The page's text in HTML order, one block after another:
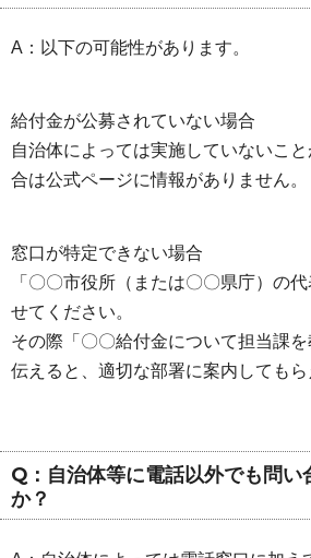
A：以下の可能性があります。
給付金が公募されていない場合
自治体によっては実施していないこ
合は公式ページに情報がありません。
窓口が特定できない場合
「〇〇市役所（または〇〇県庁）の
せてください。
その際「〇〇給付金について担当課
伝えると、適切な部署に案内してもら
Q：自治体等に電話以外でも問い
か？